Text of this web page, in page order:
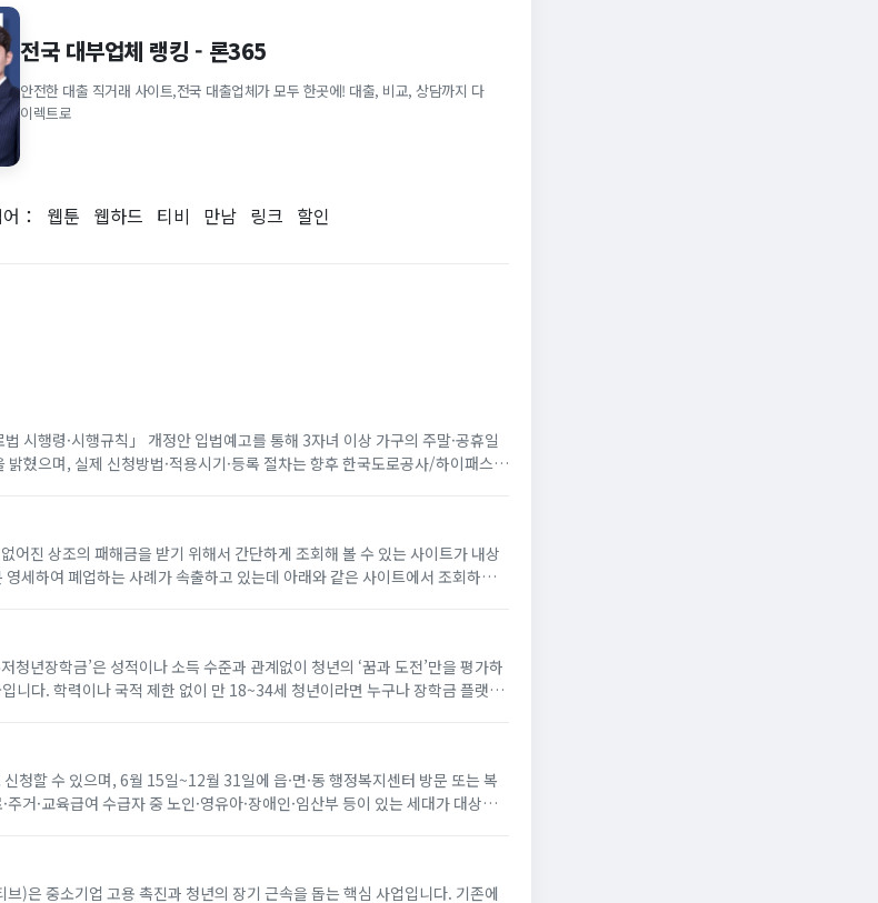
전국 대부업체 랭킹 - 론365
안전한 대출 직거래 사이트,전국 대출업체가 모두 한곳에! 대출, 비교, 상담까지 다
이렉트로
： 웹툰 웹하드 티비 만남 링크 할인
시행령·시행규칙」 개정안 입법예고를 통해 3자녀 이상 가구의 주말·공휴일
혔으며, 실제 신청방법·적용시기·등록 절차는 향후 한국도로공사/하이패스
어진 상조의 패해금을 받기 위해서 간단하게 조회해 볼 수 있는 사이트가 내상
청년장학금’은 성적이나 소득 수준과 관계없이 청년의 ‘꿈과 도전’만을 평가하
니다. 학력이나 국적 제한 없이 만 18~34세 청년이라면 누구나 장학금 플랫폼
청할 수 있으며, 6월 15일~12월 31일에 읍·면·동 행정복지센터 방문 또는 복
거·교육급여 수급자 중 노인·영유아·장애인·임산부 등이 있는 세대가 대상
)은 중소기업 고용 촉진과 청년의 장기 근속을 돕는 핵심 사업입니다. 기존에